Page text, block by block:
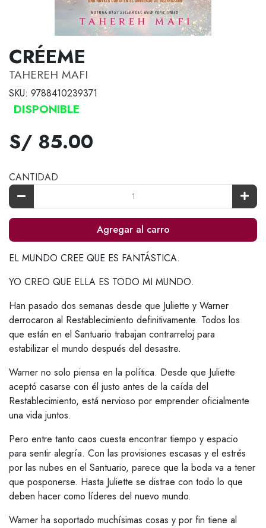
CRÉEME
TAHEREH MAFI
SKU: 9788410239371
DISPONIBLE
S/ 85.00
CANTIDAD
Agregar al carro
EL MUNDO CREE QUE ES FANTÁSTICA.
YO CREO QUE ELLA ES TODO MI MUNDO.
Han pasado dos semanas desde que Juliette y Warner
derrocaron al Restablecimiento definitivamente. Todos los
que están en el Santuario trabajan contrarreloj para
estabilizar el mundo después del desastre.
Warner no solo piensa en la política. Desde que Juliette
aceptó casarse con él justo antes de la caída del
Restablecimiento, está nervioso por emprender oficialmente
una vida juntos.
Pero entre tanto caos cuesta encontrar tiempo y espacio
para sentir alegría. Con las provisiones escasas y el estrés
por las nubes en el Santuario, parece que la boda va a tener
que posponerse. Hasta Juliette se distrae con todo lo que
deben hacer como líderes del nuevo mundo.
Warner ha soportado muchísimas cosas y por fin tiene al